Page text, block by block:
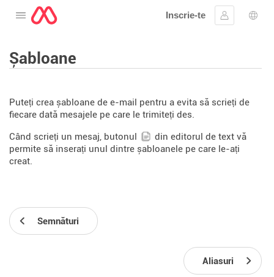
Deschide meniul
Inscrie-te
Conectare
Șabloane
Puteți crea șabloane de e-mail pentru a evita să scrieți de
fiecare dată mesajele pe care le trimiteți des.
Când scrieți un mesaj, butonul
din editorul de text vă
permite să inserați unul dintre șabloanele pe care le-ați
creat.
Semnături
Aliasuri